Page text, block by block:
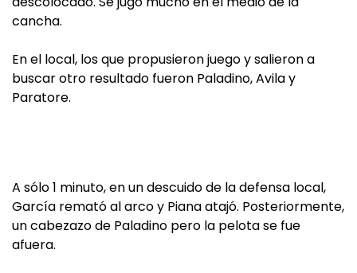
cancha.
En el local, los que propusieron juego y salieron a
buscar otro resultado fueron Paladino, Avila y
Paratore.
A sólo 1 minuto, en un descuido de la defensa local,
García remató al arco y Piana atajó. Posteriormente,
un cabezazo de Paladino pero la pelota se fue
afuera.